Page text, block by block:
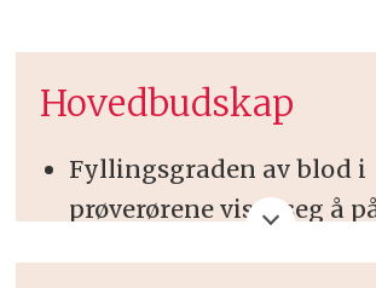
Hovedbudskap
Fyllingsgraden av blod i
prøverørene viste seg å